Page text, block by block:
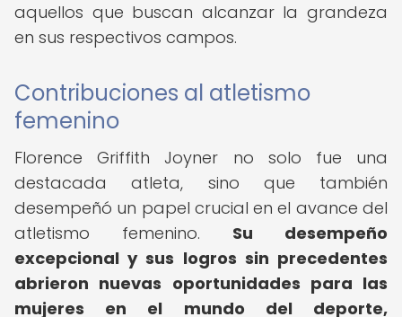
aquellos que buscan alcanzar la grandeza
en sus respectivos campos.
Contribuciones al atletismo
femenino
Florence Griffith Joyner no solo fue una
destacada atleta, sino que también
desempeñó un papel crucial en el avance del
atletismo femenino. Su desempeño
excepcional y sus logros sin precedentes
abrieron nuevas oportunidades para las
mujeres en el mundo del deporte,